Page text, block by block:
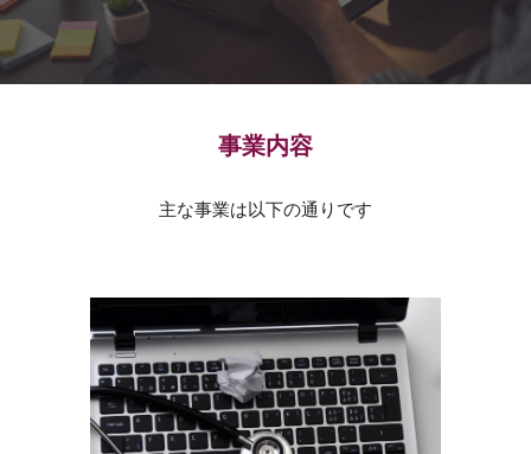
事業内容
主な事業は以下の通りです